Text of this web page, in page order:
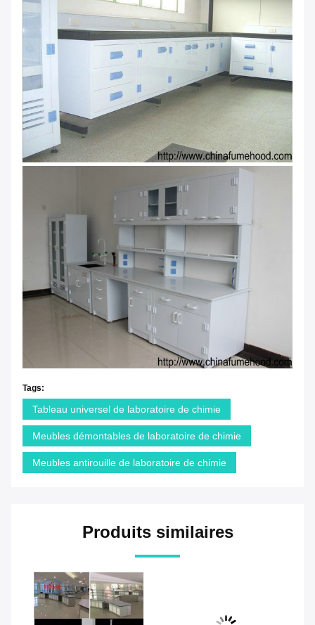
Tags:
Tableau universel de laboratoire de chimie
Meubles démontables de laboratoire de chimie
Meubles antirouille de laboratoire de chimie
Produits similaires